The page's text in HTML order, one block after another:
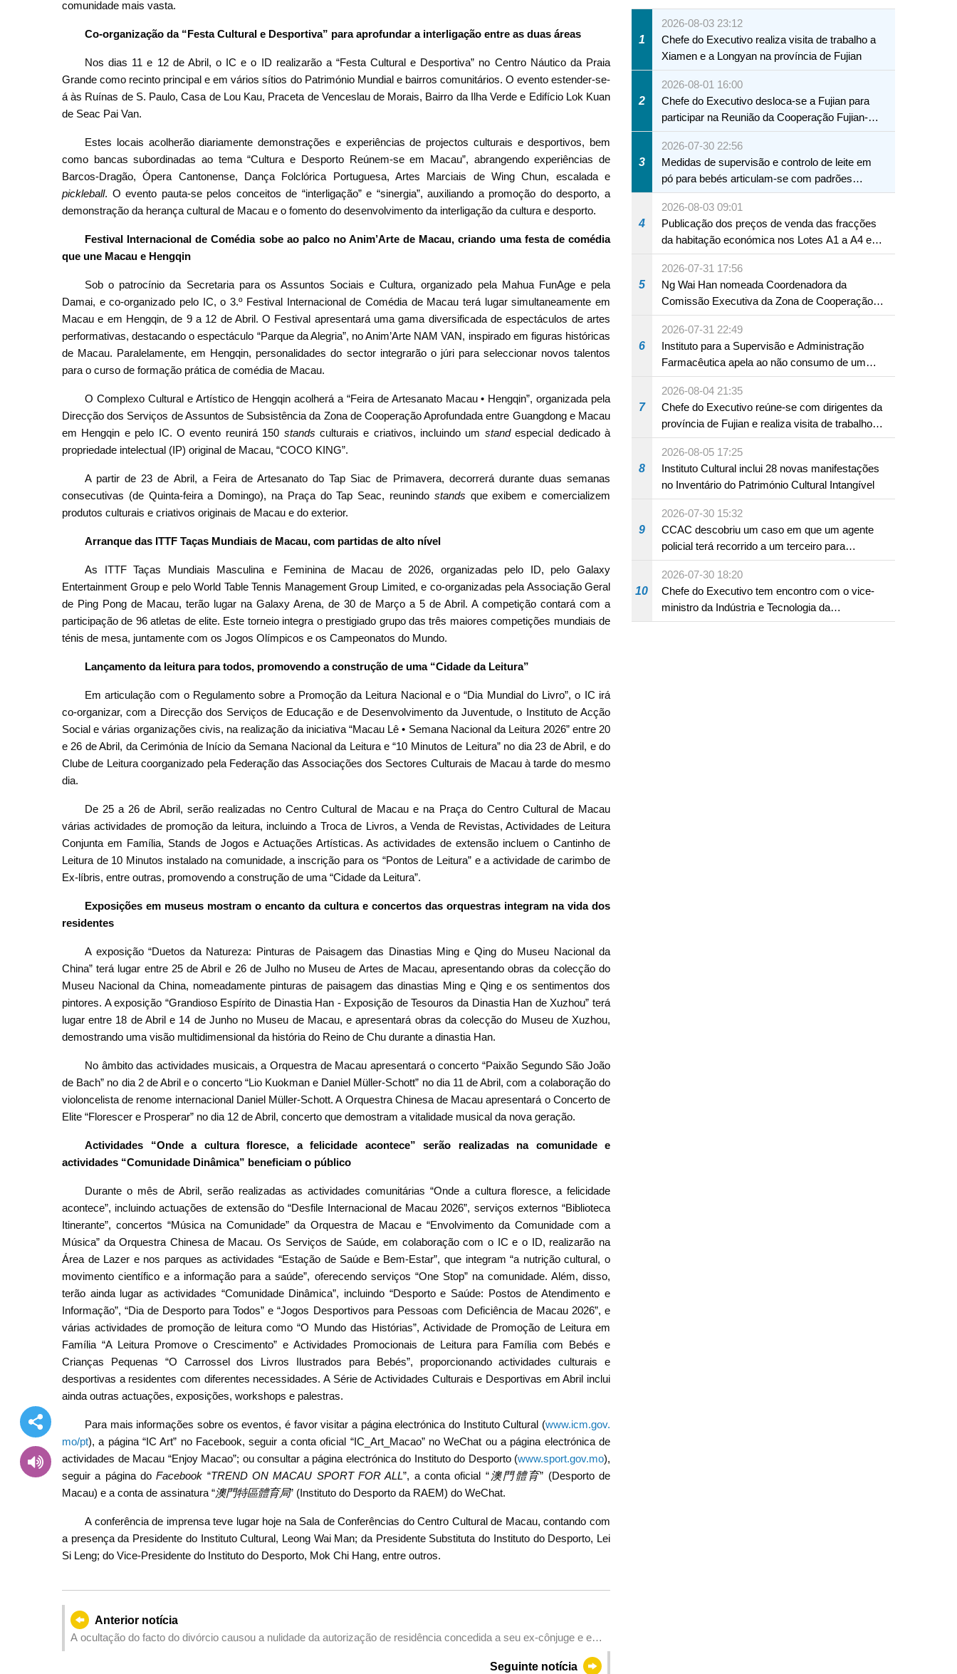
comunidade mais vasta.
Co-organização da “Festa Cultural e Desportiva” para aprofundar a interligação entre as duas áreas
Nos dias 11 e 12 de Abril, o IC e o ID realizarão a “Festa Cultural e Desportiva” no Centro Náutico da Praia
Grande como recinto principal e em vários sítios do Património Mundial e bairros comunitários. O evento estender-se-
á às Ruínas de S. Paulo, Casa de Lou Kau, Praceta de Venceslau de Morais, Bairro da Ilha Verde e Edifício Lok Kuan
de Seac Pai Van.
Estes locais acolherão diariamente demonstrações e experiências de projectos culturais e desportivos, bem
como bancas subordinadas ao tema “Cultura e Desporto Reúnem-se em Macau”, abrangendo experiências de
Barcos-Dragão, Ópera Cantonense, Dança Folclórica Portuguesa, Artes Marciais de Wing Chun, escalada e
pickleball. O evento pauta-se pelos conceitos de “interligação” e “sinergia”, auxiliando a promoção do desporto, a
demonstração da herança cultural de Macau e o fomento do desenvolvimento da interligação da cultura e desporto.
Festival Internacional de Comédia sobe ao palco no Anim’Arte de Macau, criando uma festa de comédia
que une Macau e Hengqin
Sob o patrocínio da Secretaria para os Assuntos Sociais e Cultura, organizado pela Mahua FunAge e pela
Damai, e co-organizado pelo IC, o 3.º Festival Internacional de Comédia de Macau terá lugar simultaneamente em
Macau e em Hengqin, de 9 a 12 de Abril. O Festival apresentará uma gama diversificada de espectáculos de artes
performativas, destacando o espectáculo “Parque da Alegria”, no Anim’Arte NAM VAN, inspirado em figuras históricas
de Macau. Paralelamente, em Hengqin, personalidades do sector integrarão o júri para seleccionar novos talentos
para o curso de formação prática de comédia de Macau.
O Complexo Cultural e Artístico de Hengqin acolherá a “Feira de Artesanato Macau • Hengqin”, organizada pela
Direcção dos Serviços de Assuntos de Subsistência da Zona de Cooperação Aprofundada entre Guangdong e Macau
em Hengqin e pelo IC. O evento reunirá 150 stands culturais e criativos, incluindo um standespecial dedicado à
propriedade intelectual (IP) original de Macau, “COCO KING”.
A partir de 23 de Abril, a Feira de Artesanato do Tap Siac de Primavera, decorrerá durante duas semanas
consecutivas (de Quinta-feira a Domingo), na Praça do Tap Seac, reunindo stands que exibem e comercializem
produtos culturais e criativos originais de Macau e do exterior.
Arranque das ITTF Taças Mundiais de Macau, com partidas de alto nível
As ITTF Taças Mundiais Masculina e Feminina de Macau de 2026, organizadas pelo ID, pelo Galaxy
Entertainment Group e pelo World Table Tennis Management Group Limited, e co-organizadas pela Associação Geral
de Ping Pong de Macau, terão lugar na Galaxy Arena, de 30 de Março a 5 de Abril. A competição contará com a
participação de 96 atletas de elite. Este torneio integra o prestigiado grupo das três maiores competições mundiais de
ténis de mesa, juntamente com os Jogos Olímpicos e os Campeonatos do Mundo.
Lançamento da leitura para todos, promovendo a construção de uma “Cidade da Leitura”
Em articulação com o Regulamento sobre a Promoção da Leitura Nacional e o “Dia Mundial do Livro”, o IC irá
co-organizar, com a Direcção dos Serviços de Educação e de Desenvolvimento da Juventude, o Instituto de Acção
Social e várias organizações civis, na realização da iniciativa “Macau Lê • Semana Nacional da Leitura 2026” entre 20
e 26 de Abril, da Cerimónia de Início da Semana Nacional da Leitura e “10 Minutos de Leitura” no dia 23 de Abril, e do
Clube de Leitura coorganizado pela Federação das Associações dos Sectores Culturais de Macau à tarde do mesmo
dia.
De 25 a 26 de Abril, serão realizadas no Centro Cultural de Macau e na Praça do Centro Cultural de Macau
várias actividades de promoção da leitura, incluindo a Troca de Livros, a Venda de Revistas, Actividades de Leitura
Conjunta em Família, Stands de Jogos e Actuações Artísticas. As actividades de extensão incluem o Cantinho de
Leitura de 10 Minutos instalado na comunidade, a inscrição para os “Pontos de Leitura” e a actividade de carimbo de
Ex-líbris, entre outras, promovendo a construção de uma “Cidade da Leitura”.
Exposições em museus mostram o encanto da cultura e concertos das orquestras integram na vida dos
residentes
A exposição “Duetos da Natureza: Pinturas de Paisagem das Dinastias Ming e Qing do Museu Nacional da
China” terá lugar entre 25 de Abril e 26 de Julho no Museu de Artes de Macau, apresentando obras da colecção do
Museu Nacional da China, nomeadamente pinturas de paisagem das dinastias Ming e Qing e os sentimentos dos
pintores. A exposição “Grandioso Espírito de Dinastia Han - Exposição de Tesouros da Dinastia Han de Xuzhou” terá
lugar entre 18 de Abril e 14 de Junho no Museu de Macau, e apresentará obras da colecção do Museu de Xuzhou,
demostrando uma visão multidimensional da história do Reino de Chu durante a dinastia Han.
No âmbito das actividades musicais, a Orquestra de Macau apresentará o concerto “Paixão Segundo São João
de Bach” no dia 2 de Abril e o concerto “Lio Kuokman e Daniel Müller-Schott” no dia 11 de Abril, com a colaboração do
violoncelista de renome internacional Daniel Müller-Schott. A Orquestra Chinesa de Macau apresentará o Concerto de
Elite “Florescer e Prosperar” no dia 12 de Abril, concerto que demostram a vitalidade musical da nova geração.
Actividades “Onde a cultura floresce, a felicidade acontece” serão realizadas na comunidade e
actividades “Comunidade Dinâmica” beneficiam o público
Durante o mês de Abril, serão realizadas as actividades comunitárias “Onde a cultura floresce, a felicidade
acontece”, incluindo actuações de extensão do “Desfile Internacional de Macau 2026”, serviços externos “Biblioteca
Itinerante”, concertos “Música na Comunidade” da Orquestra de Macau e “Envolvimento da Comunidade com a
Música” da Orquestra Chinesa de Macau. Os Serviços de Saúde, em colaboração com o IC e o ID, realizarão na
Área de Lazer e nos parques as actividades “Estação de Saúde e Bem-Estar”, que integram “a nutrição cultural, o
movimento científico e a informação para a saúde”, oferecendo serviços “One Stop” na comunidade. Além, disso,
terão ainda lugar as actividades “Comunidade Dinâmica”, incluindo “Desporto e Saúde: Postos de Atendimento e
Informação”, “Dia de Desporto para Todos” e “Jogos Desportivos para Pessoas com Deficiência de Macau 2026”, e
várias actividades de promoção de leitura como “O Mundo das Histórias”, Actividade de Promoção de Leitura em
Família “A Leitura Promove o Crescimento” e Actividades Promocionais de Leitura para Família com Bebés e
Crianças Pequenas “O Carrossel dos Livros Ilustrados para Bebés”, proporcionando actividades culturais e
desportivas a residentes com diferentes necessidades. A Série de Actividades Culturais e Desportivas em Abril inclui
ainda outras actuações, exposições, workshops e palestras.
Para mais informações sobre os eventos, é favor visitar a página electrónica do Instituto Cultural (www.icm.gov.
mo/pt), a página “IC Art” no Facebook, seguir a conta oficial “IC_Art_Macao” no WeChat ou a página electrónica de
actividades de Macau “Enjoy Macao”; ou consultar a página electrónica do Instituto do Desporto (www.sport.gov.mo),
seguir a página doFacebook “TREND ON MACAU SPORT FOR ALL”, a conta oficial “澳門體育” (Desporto de
Macau) e a conta de assinatura “澳門特區體育局” (Instituto do Desporto da RAEM) do WeChat.
A conferência de imprensa teve lugar hoje na Sala de Conferências do Centro Cultural de Macau, contando com
a presença da Presidente do Instituto Cultural, Leong Wai Man; da Presidente Substituta do Instituto do Desporto, Lei
Si Leng; do Vice-Presidente do Instituto do Desporto, Mok Chi Hang, entre outros.
Anterior notícia
A ocultação do facto do divórcio causou a nulidade da autorização de residência concedida a seu ex-cônjuge e ex-
Seguinte notícia
1
2026-08-03 23:12
Chefe do Executivo realiza visita de trabalho a
Xiamen e a Longyan na província de Fujian
2
2026-08-01 16:00
Chefe do Executivo desloca-se a Fujian para
participar na Reunião da Cooperação Fujian-
Macau
3
2026-07-30 22:56
Medidas de supervisão e controlo de leite em
pó para bebés articulam-se com padrões
internacionais Serviços interdepartamentais
envidam esforços para assegurar a saúde dos
bebés e crianças, assim como a segurança
alimentar
4
2026-08-03 09:01
Publicação dos preços de venda das fracções
da habitação económica nos Lotes A1 a A4 e
A12 da Zona A dos Novos Aterros
5
2026-07-31 17:56
Ng Wai Han nomeada Coordenadora da
Comissão Executiva da Zona de Cooperação
Aprofundada entre Guangdong e Macau em
Hengqin
6
2026-07-31 22:49
Instituto para a Supervisão e Administração
Farmacêutica apela ao não consumo de um
produto com substâncias medicamentosas
ocidentais
7
2026-08-04 21:35
Chefe do Executivo reúne-se com dirigentes da
província de Fujian e realiza visita de trabalho
em Fuzhou
8
2026-08-05 17:25
Instituto Cultural inclui 28 novas manifestações
no Inventário do Património Cultural Intangível
9
2026-07-30 15:32
CCAC descobriu um caso em que um agente
policial terá recorrido a um terceiro para
assumir por si a culpa na sequência de uma
infracção rodoviária
10
2026-07-30 18:20
Chefe do Executivo tem encontro com o vice-
ministro da Indústria e Tecnologia da
Informação